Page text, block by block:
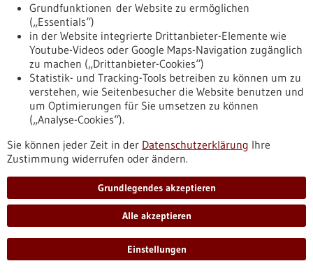
Dossier - 06.12.2019
Mikrobiom: Menschliche Gesundheit eng mit
Mikroben-WG vernetzt
Der Mensch beherbergt 1,3-mal so viele Mikroorganismen wie
er Körperzellen hat. Diese mikrobielle Gemeinschaft
beeinflusst, wie wir unsere Nahrung verdauen, wie aktiv
unser Immunsystem ist, aber auch, ob wir eher ängstlich
oder neugierig sind. Mittlerweile wird eine Reihe von
Erkrankungen mit einem gestörten Mikrobiom in Verbindung
gebracht. Bis das Wissen für Therapien genutzt werden kann,
Grundfunktionen der Website zu ermöglichen
(„Essentials“)
in der Website integrierte Drittanbieter-Elemente wie
Youtube-Videos oder Google Maps-Navigation zugänglich
zu machen („Drittanbieter-Cookies“)
Statistik- und Tracking-Tools betreiben zu können um zu
verstehen, wie Seitenbesucher die Website benutzen und
um Optimierungen für Sie umsetzen zu können
(„Analyse-Cookies“).
Sie können jeder Zeit in der Datenschutzerklärung Ihre
Zustimmung widerrufen oder ändern.
Grundlegendes akzeptieren
Alle akzeptieren
Einstellungen